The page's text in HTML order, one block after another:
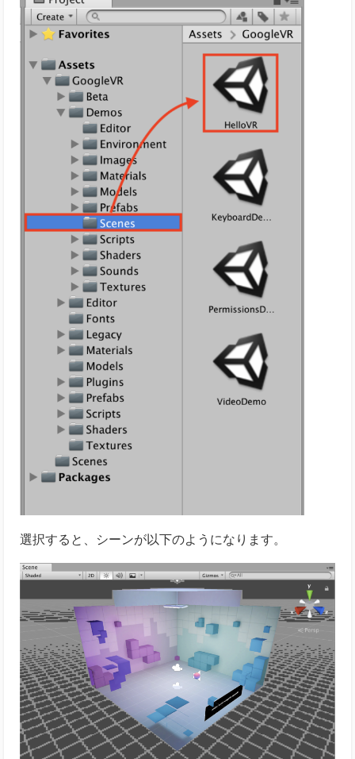
選択すると、シーンが以下のようになります。